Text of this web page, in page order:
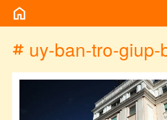
uy-ban-tro-giup-
/chuyen-de/tag?id=uy-ban-tro-giup-benh-